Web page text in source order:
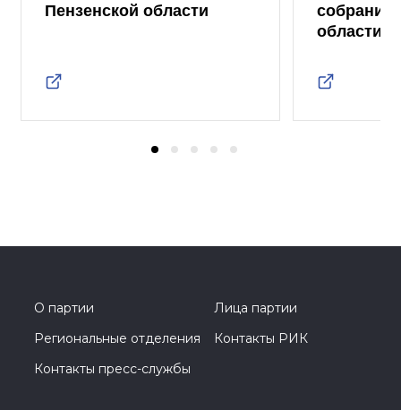
Пензенской области
собрание
области
О партии
Лица партии
Региональные отделения
Контакты РИК
Контакты пресс-службы